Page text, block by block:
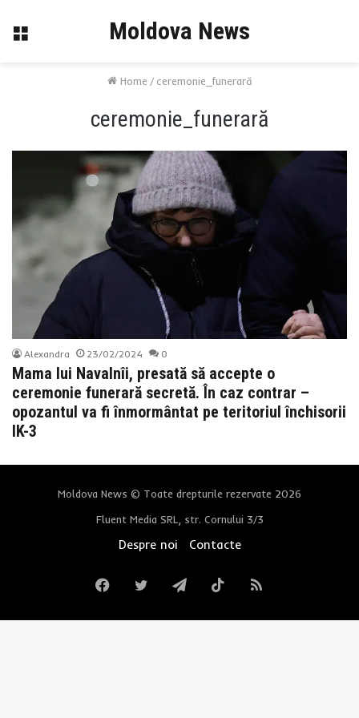
Menu Moldova News
Home / ceremonie_funerară
ceremonie_funerară
Alexandra 23/02/2024 0
Mama lui Navalnîi, presată să accepte o
ceremonie funerară secretă. În caz contrar –
opozantul va fi înmormântat pe teritoriul închisorii
IK-3
Moldova News © Toate drepturile rezervate 2026
Fluent Media SRL, str. Cornului 3/3
Despre noi Contacte
FacebookTwitterTelegramTikTokRSS